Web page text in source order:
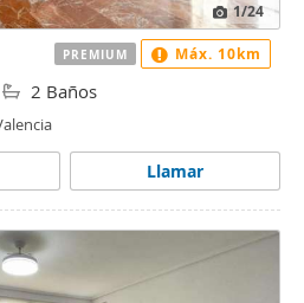
1/24
2 Baños
Llamar
PREMIUM Máx. 10km